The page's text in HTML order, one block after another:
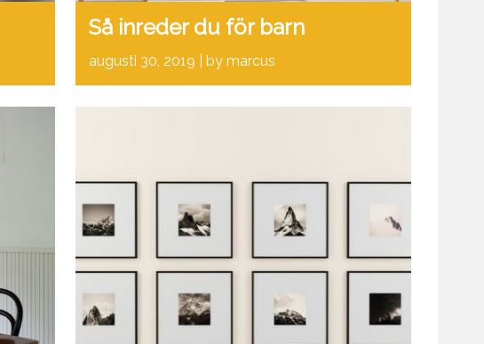
Så inreder du för barn
augusti 30, 2019 by marcus